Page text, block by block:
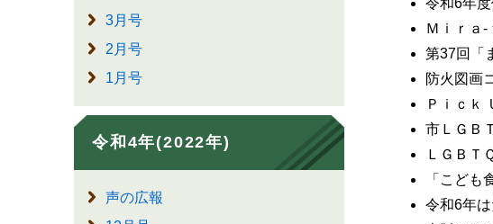
3月号
2月号
1月号
令和4年(2022年)
声の広報
Ｍｉｒａ
第37回「
防火図画
Ｐｉｃｋ
市ＬＧＢ
ＬＧＢＴ
「こど
令和6年